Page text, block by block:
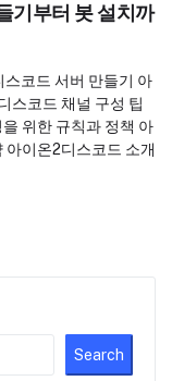
Search
기부터 봇 설치까
코드 서버 만들기 아
스코드 채널 구성 팁
위한 규칙과 정책 아
아이온2디스코드 소개